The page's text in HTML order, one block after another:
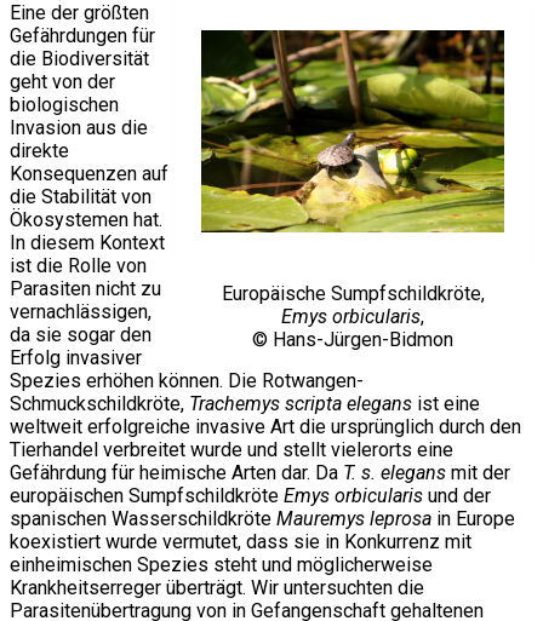
Europäische Sumpfschildkröte,
Emys orbicularis,
© Hans-Jürgen-Bidmon
Eine der größten
Gefährdungen für
die Biodiversität
geht von der
biologischen
Invasion aus die
direkte
Konsequenzen auf
die Stabilität von
Ökosystemen hat.
In diesem Kontext
ist die Rolle von
Parasiten nicht zu
vernachlässigen,
da sie sogar den
Erfolg invasiver
Spezies erhöhen können. Die Rotwangen-
Schmuckschildkröte, Trachemys scripta elegans ist eine
weltweit erfolgreiche invasive Art die ursprünglich durch den
Tierhandel verbreitet wurde und stellt vielerorts eine
Gefährdung für heimische Arten dar. Da T. s. elegans mit der
europäischen Sumpfschildkröte Emys orbicularis und der
spanischen Wasserschildkröte Mauremys leprosa in Europe
koexistiert wurde vermutet, dass sie in Konkurrenz mit
einheimischen Spezies steht und möglicherweise
Krankheitserreger überträgt. Wir untersuchten die
Parasitenübertragung von in Gefangenschaft gehaltenen